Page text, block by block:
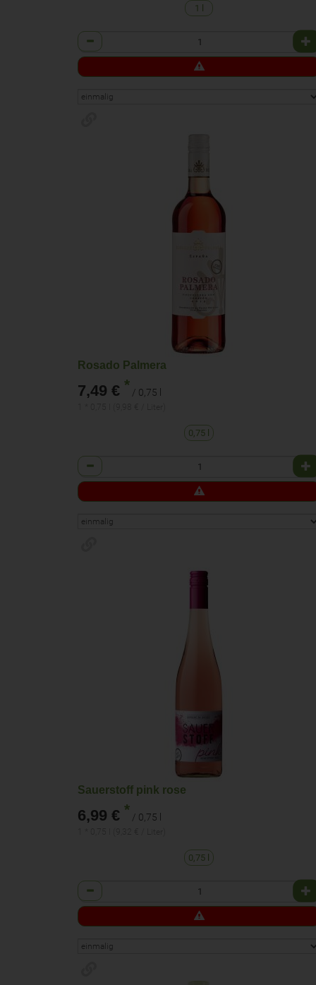
1 l
Anzahl
Rosado Palmera
7,49 € * / 0,75 l
0,75 l
Anzahl
Sauerstoff pink rose
6,99 € * / 0,75 l
0,75 l
Anzahl